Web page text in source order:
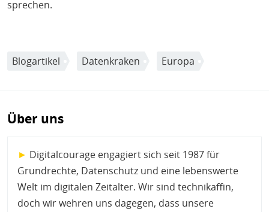
sprechen.
Blogartikel Datenkraken Europa
Über uns
► Digitalcourage engagiert sich seit 1987 für
Grundrechte, Datenschutz und eine lebenswerte
Welt im digitalen Zeitalter. Wir sind technikaffin,
doch wir wehren uns dagegen, dass unsere